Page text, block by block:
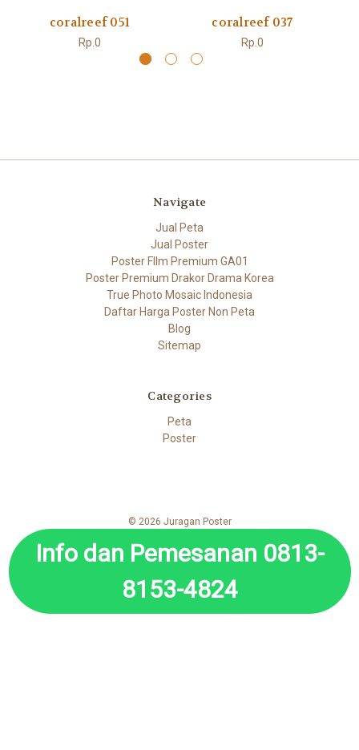
coralreef 051
Rp.0
coralreef 037
Rp.0
Navigate
Jual Peta
Jual Poster
Poster FIlm Premium GA01
Poster Premium Drakor Drama Korea
True Photo Mosaic Indonesia
Daftar Harga Poster Non Peta
Blog
Sitemap
Categories
Peta
Poster
© 2026 Juragan Poster
Info dan Pemesanan 0813-
8153-4824